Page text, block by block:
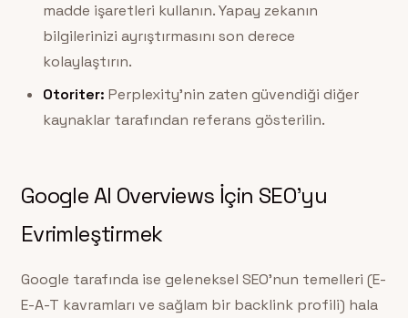
madde işaretleri kullanın. Yapay zekanın
bilgilerinizi ayrıştırmasını son derece
kolaylaştırın.
Otoriter: Perplexity’nin zaten güvendiği diğer
kaynaklar tarafından referans gösterilin.
Google AI Overviews İçin SEO’yu
Evrimleştirmek
Google tarafında ise geleneksel SEO’nun temelleri (E-
E-A-T kavramları ve sağlam bir backlink profili) hala